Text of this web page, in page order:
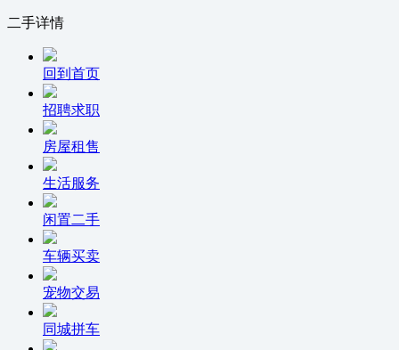
二手详情
回到首页
招聘求职
房屋租售
生活服务
闲置二手
车辆买卖
宠物交易
同城拼车